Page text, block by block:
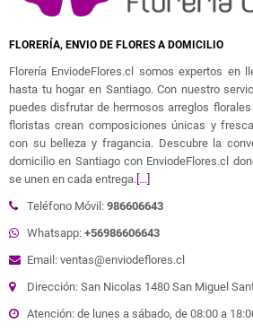
FLORERÍA, ENVIO DE FLORES A DOMICILIO
Florería EnviodeFlores.cl somos expertos en
hasta tu hogar en Santiago. Con nuestro
puedes disfrutar de hermosos arreglos
floristas crean composiciones únicas y
con su belleza y fragancia. Descubre la
domicilio en Santiago con EnviodeFlores.cl
se unen en cada entrega. [...]
Teléfono Móvil: 986606643
Whatsapp: +56986606643
Email: ventas@enviodeflores.cl
Dirección: San Nicolas 1480 San Miguel
Atención: de lunes a sábado, de 08:00 a